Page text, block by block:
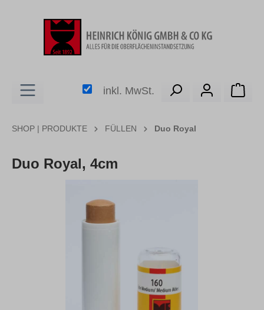
inkl. MwSt.
SHOP | PRODUKTE FÜLLEN Duo Royal
Duo Royal, 4cm